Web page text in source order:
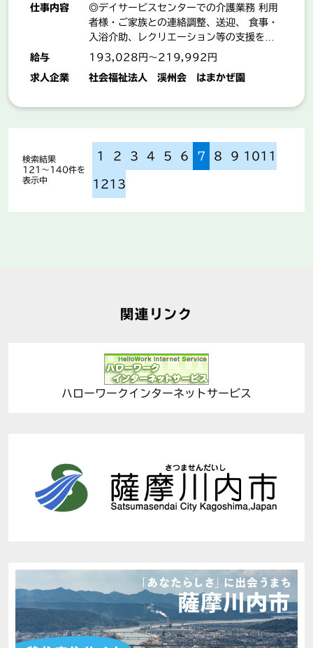
仕事内容
◎デイサービスセンターでの介護業務 利用
者様・ご家族との連絡調整、送迎、 食事・
入浴介助、レクリエーション等の支援を行
います。 ★正社員登用制度あり★ ★お子様
きるよう、スタッフ同士で 協力し合える職
囲：事業所の定める業務】
給与 193,028円～219,992円
求人企業 社会福祉法人 渓州会 はまかぜ園
検索結果
121〜140件を
表示中
1 2 3 4 5 6 7 8 9 1011
1213
関連リンク
ハローワークインターネットサービス